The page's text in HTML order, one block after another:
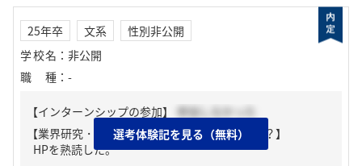
25年卒 文系
性別非公開
学校名 ： 非公開
職種 ： -
【インターンシップの参加】
参加しなかった
【業界研究・企業研究はどんな風にしましたか？】
HPを熟読した。
選考体験記を見る（無料）